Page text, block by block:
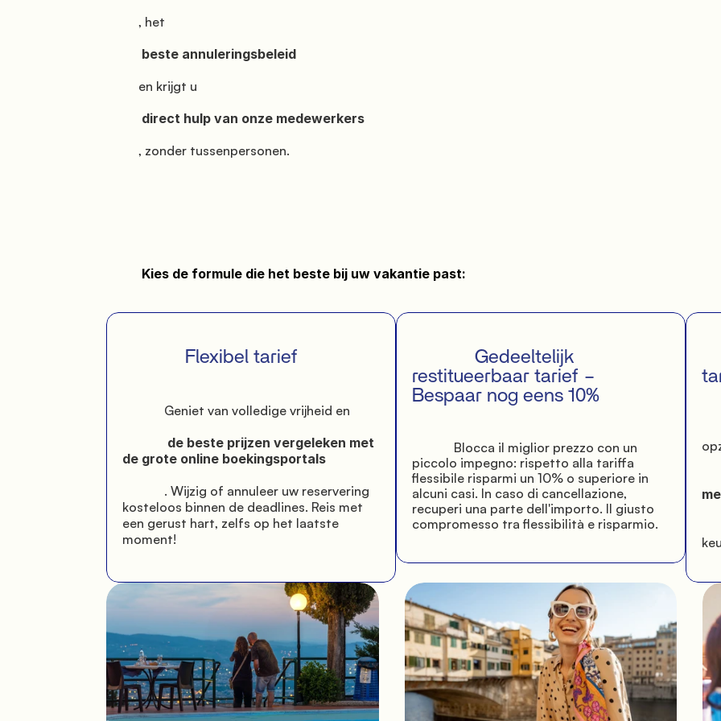
de grote online boekingsportals
kosteloos binnen de deadlines. Reis met
een gerust hart, zelfs op het laatste
moment!
restitueerbaar tarief –
Bespaar nog eens 10%
piccolo impegno: rispetto alla tariffa
flessibile risparmi un 10% o superiore in
alcuni casi. In caso di cancellazione,
recuperi una parte dell'importo. Il giusto
compromesso tra flessibilità e risparmio.